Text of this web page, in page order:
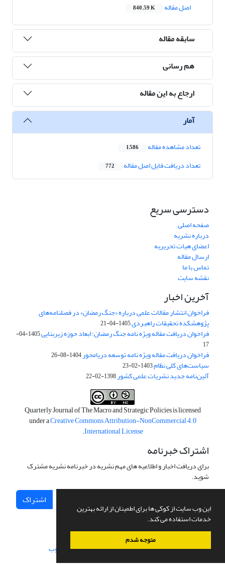
این وب سایت از کوکی ها برای اطمینان از ارائه بهترین
خدمات استفاده می کند.
متوجه شدم
اصل مقاله
840.59 K
سابقه مقاله
هم رسانی
ارجاع به این مقاله
آمار
تعداد مشاهده مقاله 1,586
تعداد دریافت فایل اصل مقاله 772
دسترسی سریع
صفحه اصلی
درباره نشریه
اعضای هیات تحریریه
ارسال مقاله
تماس با ما
نقشه سایت
آخرین اخبار
فراخوان انتشار مقالات علمی درباره «جنگ رمضان» در فصلنامه‌های
پژوهشکده تحقیقات راهبردی1405-04-21
فراخوان دریافت مقاله ویژه نامه جنگ رمضان؛ ابعاد حوزه زیربنایی
1405-04-
17
فراخوان دریافت مقاله ویژه نامه توسعه دریامحور1404-08-26
سیاست‌های کلی نظام1403-02-23
آئین‌نامه جدید نشریات علمی کشور1398-02-22
Quarterly Journal of The Macro and Strategic Policies is licensed
under aCreative Commons Attribution-NonCommercial 4.0
International License
.
اشتراک خبرنامه
برای دریافت اخبار و اطلاعیه های مهم نشریه در خبرنامه نشریه مشترک
شوید.
اشتراک
سامانه مدیریت نشریات علمی.طراحی و پیاده سازی از سیناوب